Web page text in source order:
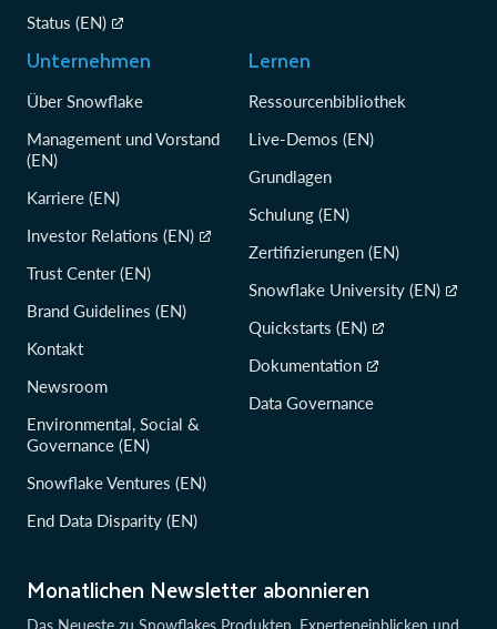
Monatlichen Newsletter abonnieren
Das Neueste zu Snowflakes Produkten, Experteneinblicken und
Status (EN)
Unternehmen
Über Snowflake
Management und Vorstand
(EN)
Karriere (EN)
Investor Relations (EN)
Trust Center (EN)
Brand Guidelines (EN)
Kontakt
Newsroom
Environmental, Social &
Governance (EN)
Snowflake Ventures (EN)
End Data Disparity (EN)
Lernen
Ressourcenbibliothek
Live-Demos (EN)
Grundlagen
Schulung (EN)
Zertifizierungen (EN)
Snowflake University (EN)
Quickstarts (EN)
Dokumentation
Data Governance